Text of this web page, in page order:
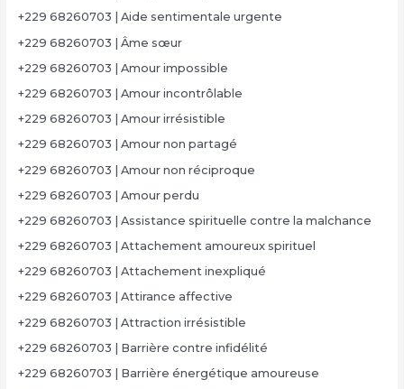
+229 68260703 | Aide sentimentale urgente
+229 68260703 | Âme sœur
+229 68260703 | Amour impossible
+229 68260703 | Amour incontrôlable
+229 68260703 | Amour irrésistible
+229 68260703 | Amour non partagé
+229 68260703 | Amour non réciproque
+229 68260703 | Amour perdu
+229 68260703 | Assistance spirituelle contre la malchance
+229 68260703 | Attachement amoureux spirituel
+229 68260703 | Attachement inexpliqué
+229 68260703 | Attirance affective
+229 68260703 | Attraction irrésistible
+229 68260703 | Barrière contre infidélité
+229 68260703 | Barrière énergétique amoureuse